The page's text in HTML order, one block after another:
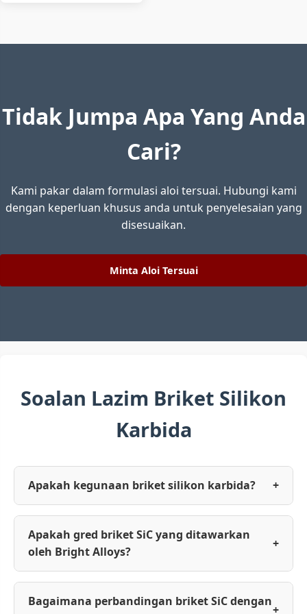
Tidak Jumpa Apa Yang Anda
Cari?
Kami pakar dalam formulasi aloi tersuai. Hubungi kami
dengan keperluan khusus anda untuk penyelesaian yang
disesuaikan.
Minta Aloi Tersuai
Soalan Lazim Briket Silikon
Karbida
Apakah kegunaan briket silikon karbida? +
Apakah gred briket SiC yang ditawarkan
oleh Bright Alloys?
+
Bagaimana perbandingan briket SiC dengan
+